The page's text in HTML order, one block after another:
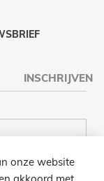
INSCHRIJVEN
onze website